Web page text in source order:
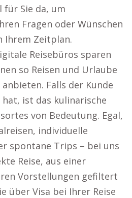
für Sie da, um
Fragen oder Wünschen
Ihrem Zeitplan.
Reisebüros sparen
so Reisen und Urlaube
Falls der Kunde
ist das kulinarische
von Bedeutung. Egal,
individuelle
spontane Trips – bei uns
Reise, aus einer
Vorstellungen gefiltert
über Visa bei Ihrer Reise